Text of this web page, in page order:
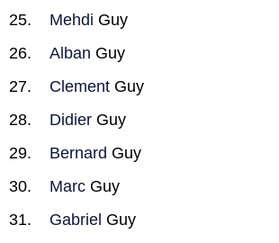
Mehdi Guy
Alban Guy
Clement Guy
Didier Guy
Bernard Guy
Marc Guy
Gabriel Guy